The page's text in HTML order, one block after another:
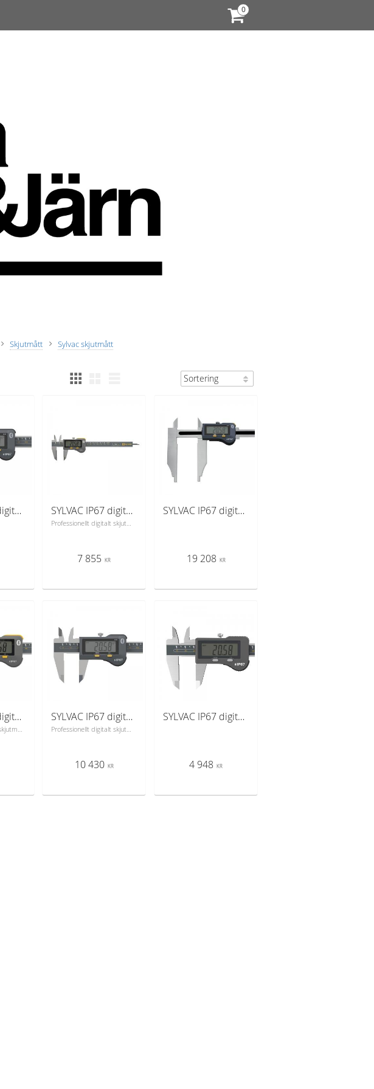
Skjutmått Sylvac skjutmått
SYLVAC IP67 digital Caliper S_Cal EVO Standard 150 mm (810.1507) djuphålsmätare Ø1,5 mm SYLVAC IP67 digitalt skjutmått S_Cal EVO Carbide 150 mm (810.1509) djupmätare 4x1,4 mm
7 855 KR
SYLVAC IP67 digitalt skjutmått S_Cal EVO FORM B 500 mm (810.1558) med bluetooth
19 208 KR
SYLVAC IP67 digitalt skjutmått S_Cal EVO Smart 200 mm (810.1526) djupmätare 4x1,4 mm SYLVAC IP67 digitalt skjutmått S_Cal EVO Smart 300 mm (810.1536)
10 430 KR
SYLVAC IP67 digitalt skjutmått S_Cal EVO Standard 200 mm (810.1522) djupmätare 4x1,4 mm
4 948 KR